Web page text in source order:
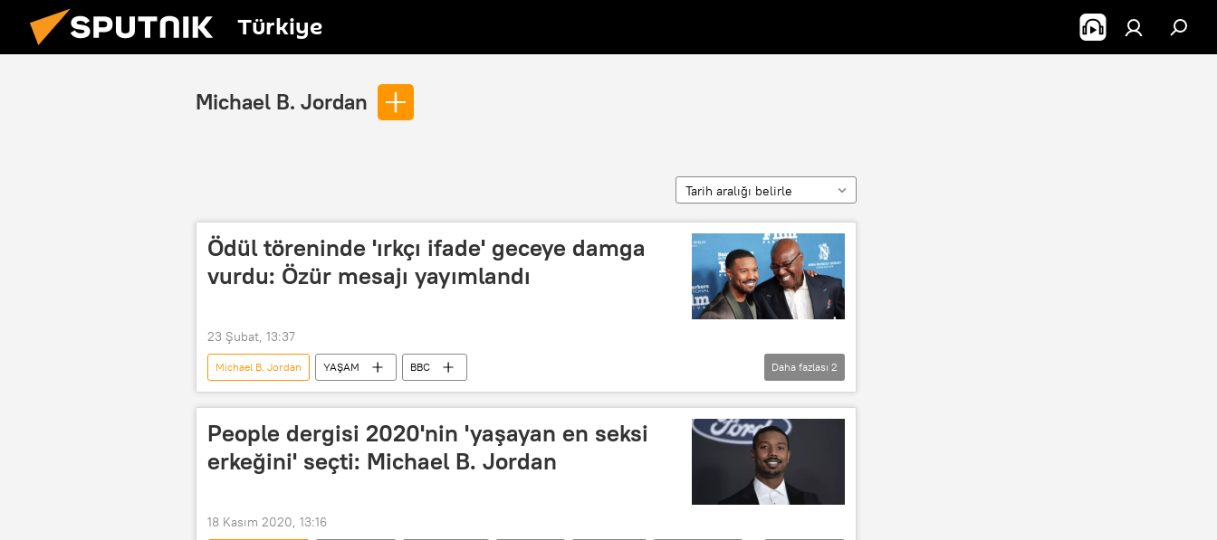
Türkiye
Michael B. Jordan
Tarih aralığı belirle
Ödül töreninde 'ırkçı ifade' geceye damga
vurdu: Özür mesajı yayımlandı
23 Şubat, 13:37
Michael B. Jordan YAŞAM
BBC
İngiliz Film ve Televizyon Sanatları Akademisi (BAFTA)
Variety
Daha fazlası 2
People dergisi 2020'nin 'yaşayan en seksi
erkeğini' seçti: Michael B. Jordan
18 Kasım 2020, 13:16